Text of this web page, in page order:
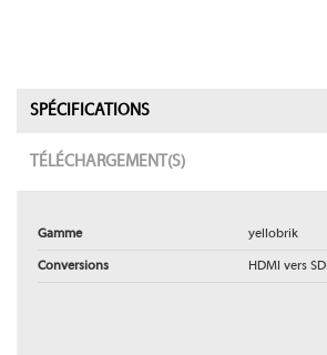
SPÉCIFICATIONS
TÉLÉCHARGEMENT(S)
Gamme yellobrik
Conversions HDMI vers SDI